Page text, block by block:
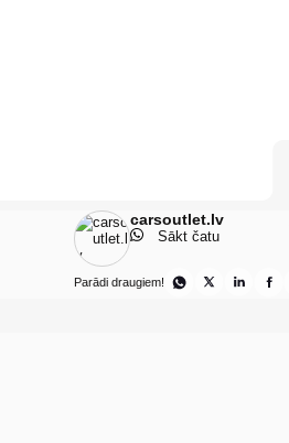
carsoutlet.lv
Sākt čatu
Parādi draugiem!